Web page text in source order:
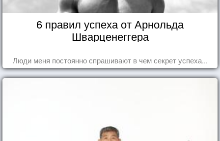
6 правил успеха от Арнольда
Шварценеггера
Люди меня постоянно спрашивают в чем секрет успеха...